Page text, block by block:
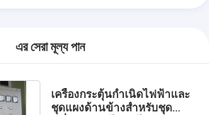
এর সেরা মূল্য পান
เครื่องกระตุ้นกำเนิดไฟฟ้าและ
ชุดแผงด้านข้างสำหรับชุด